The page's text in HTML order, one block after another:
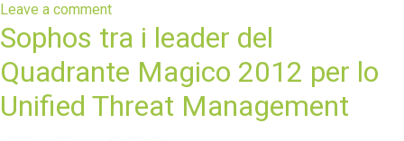
Leave a comment
Sophos tra i leader del
Quadrante Magico 2012 per lo
Unified Threat Management